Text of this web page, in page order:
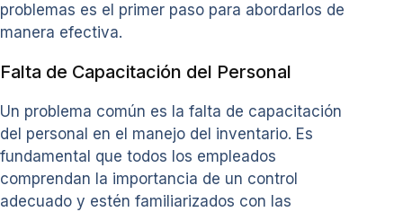
problemas es el primer paso para abordarlos de
manera efectiva.
Falta de Capacitación del Personal
Un problema común es la falta de capacitación
del personal en el manejo del inventario. Es
fundamental que todos los empleados
comprendan la importancia de un control
adecuado y estén familiarizados con las